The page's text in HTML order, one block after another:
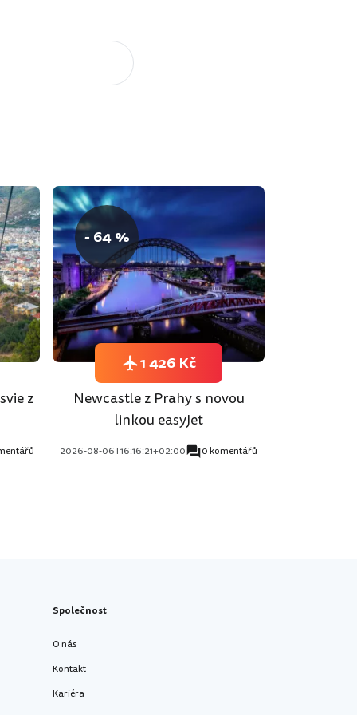
z
- 64 %
Newcastle z Prahy s novou
linkou easyJet
2026-08-06T16:16:21+02:00 0 komentářů
1 426 Kč
Společnost
O nás
Kontakt
Kariéra